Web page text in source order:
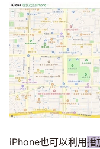
iPhone也可以利用播